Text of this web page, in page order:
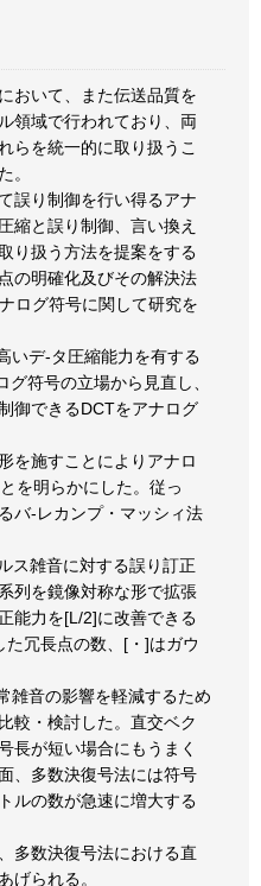
おいて、また伝送品質を
領域で行われており、両
らを統一的に取り扱うこ
。
誤り制御を行い得るアナ
縮と誤り制御、言い換え
り扱う方法を提案をする
の明確化及びその解決法
ログ符号に関して研究を
いデ-タ圧縮能力を有する
符号の立場から見直し、
御できるDCTをアナログ
を施すことによりアナロ
を明らかにした。従っ
バ-レカンプ・マッシィ法
ス雑音に対する誤り訂正
列を鏡像対称な形で拡張
能力を[L/2]に改善できる
冗長点の数、[・]はガウ
雑音の影響を軽減するため
較・検討した。直交ベク
長が短い場合にもうまく
、多数決復号法には符号
ルの数が急速に増大する
多数決復号法における直
げられる。